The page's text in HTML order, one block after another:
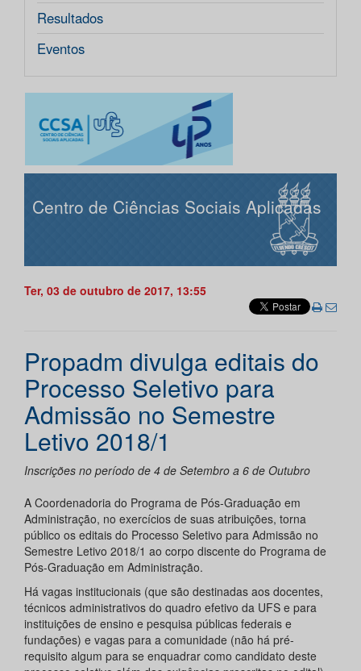
Resultados
Eventos
Centro de Ciências Sociais Aplicadas
Ter, 03 de outubro de 2017, 13:55
Propadm divulga editais do
Processo Seletivo para
Admissão no Semestre
Letivo 2018/1
Inscrições no período de 4 de Setembro a 6 de Outubro
A Coordenadoria do Programa de Pós-Graduação em
Administração, no exercícios de suas atribuições, torna
público os editais do Processo Seletivo para Admissão no
Semestre Letivo 2018/1 ao corpo discente do Programa de
Pós-Graduação em Administração.
Há vagas institucionais (que são destinadas aos docentes,
técnicos administrativos do quadro efetivo da UFS e para
instituições de ensino e pesquisa públicas federais e
fundações) e vagas para a comunidade (não há pré-
requisito algum para se enquadrar como candidato deste